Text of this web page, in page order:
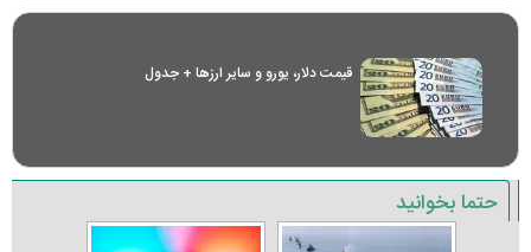
قیمت دلار، یورو و سایر ارز‌ها + جدول
حتما بخوانید